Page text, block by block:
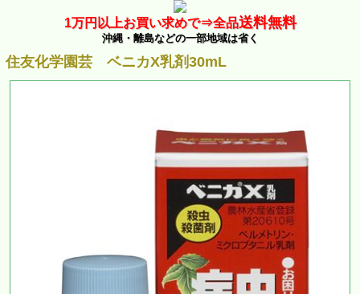
1万円以上お買い求めで⇒全品送料無料
沖縄・離島などの一部地域は省く
住友化学園芸 ベニカX乳剤30mL